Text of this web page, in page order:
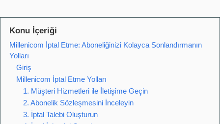
Konu İçeriği
Millenicom İptal Etme: Aboneliğinizi Kolayca Sonlandırmanın
Yolları
Giriş
Millenicom İptal Etme Yolları
1. Müşteri Hizmetleri ile İletişime Geçin
2. Abonelik Sözleşmesini İnceleyin
3. İptal Talebi Oluşturun